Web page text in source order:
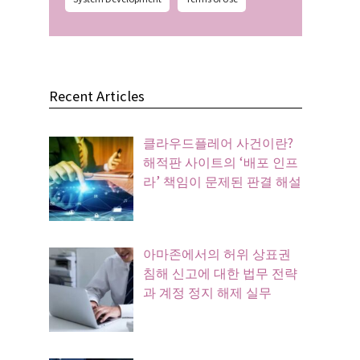
Recent Articles
클라우드플레어 사건이란?
해적판 사이트의 ‘배포 인프
라’ 책임이 문제된 판결 해설
아마존에서의 허위 상표권
침해 신고에 대한 법무 전략
과 계정 정지 해제 실무